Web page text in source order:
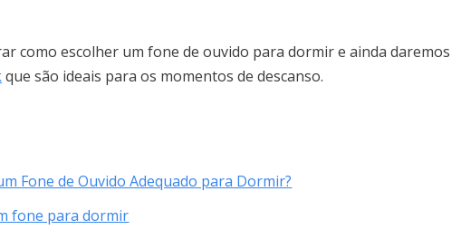
como escolher um fone de ouvido para dormir e ainda daremos
que são ideais para os momentos de descanso.
Fone de Ouvido Adequado para Dormir?
fone para dormir